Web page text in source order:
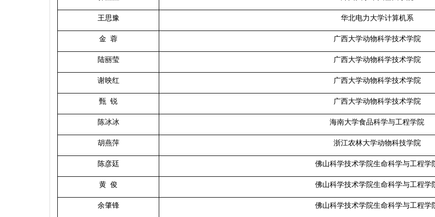
王思豫 华北电力大学计算机系
金 蓉 广西大学动物科学技术学院
陆丽莹 广西大学动物科学技术学院
谢映红 广西大学动物科学技术学院
甄 锐 广西大学动物科学技术学院
陈冰冰 海南大学食品科学与工程学院
胡燕萍 浙江农林大学动物科技学院
陈彦廷 佛山科学技术学院生命科学与工程学
黄 俊 佛山科学技术学院生命科学与工程学
余肇锋 佛山科学技术学院生命科学与工程学